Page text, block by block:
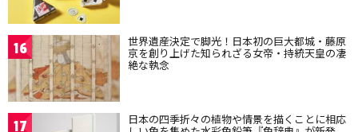
16 世界遺産決定で脚光！日本初の巨大都城・藤原
京を創り上げた知られざる女帝・持統天皇の凄
絶な執念
17 日本の四季折々の植物や情景を描くことに相応